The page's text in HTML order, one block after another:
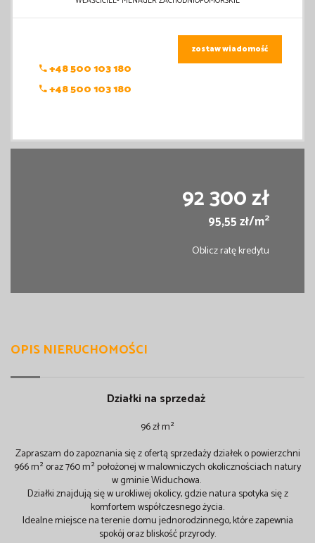
+48 500 103 180
+48 500 103 180
zostaw wiadomość
92 300 zł
95,55 zł/m2
Oblicz ratę kredytu
OPIS NIERUCHOMOŚCI
Działki na sprzedaż
96 zł m²
Zapraszam do zapoznania się z ofertą sprzedaży działek o powierzchni
966 m² oraz 760 m² położonej w malowniczych okolicznościach natury
w gminie Widuchowa.
Działki znajdują się w urokliwej okolicy, gdzie natura spotyka się z
komfortem współczesnego życia.
Idealne miejsce na terenie domu jednorodzinnego, które zapewnia
spokój oraz bliskość przyrody.